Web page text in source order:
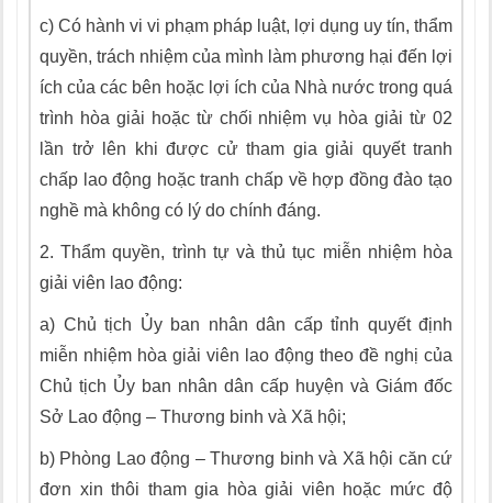
c) Có hành vi vi phạm pháp luật, lợi dụng uy tín, thẩm
quyền, trách nhiệm của mình làm phương hại đến lợi
ích của các bên hoặc lợi ích của Nhà nước trong quá
trình hòa giải hoặc từ chối nhiệmvụ hòa giải từ 02
lần trở lên khi được cử tham gia giải quyết tranh
chấp lao động hoặc tranh chấp về hợp đồng đào tạo
nghề mà không có lý do chính đáng.
2.Thẩm quyền, trình tự và thủ tục miễn nhiệm hòa
giải viên lao động:
a) Chủ tịch Ủy ban nhân dân cấp tỉnh quyết định
miễn nhiệm hòa giải viên lao động theo đề nghị của
Chủ tịch Ủy ban nhân dân cấp huyện và Giám đốc
Sở Lao động – Thương binh và Xã hội;
b) Phòng Lao động –Thương binh và Xã hội căn cứ
đơn xin thôi tham gia hòa giải viên hoặc mức độ